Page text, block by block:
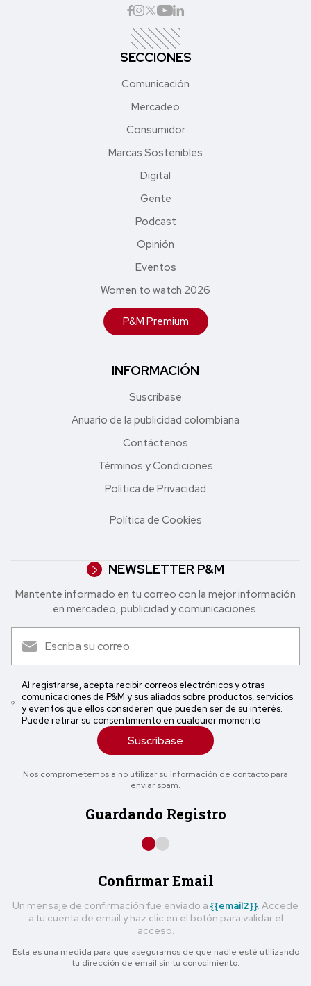
SECCIONES
Comunicación
Mercadeo
Consumidor
Marcas Sostenibles
Digital
Gente
Podcast
Opinión
Eventos
Women to watch 2026
P&M Premium
INFORMACIÓN
Suscríbase
Anuario de la publicidad colombiana
Contáctenos
Términos y Condiciones
Política de Privacidad
Política de Cookies
NEWSLETTER P&M
Mantente informado en tu correo con la mejor in formación
en mercadeo, publicidad y comunicaciones.
Al registrarse, acepta recibir correos electrónicos y otras
comunicaciones de P&M y sus aliados sobre productos, servicios
y eventos que ellos consideren que pueden ser de su interés.
Puede retirar su consentimiento en cualquier momento
Suscríbase
Nos comprometemos a no utilizar su información de contacto para
enviar spam.
Guardando Registro
Confirmar Email
Un mensaje de confirmación fue enviado a {{email2}} . Accede
a tu cuenta de email y haz clic en el botón para validar el
acceso.
Esta es una medida para que asegurarnos de que nadie esté utilizando
tu dirección de email sin tu conocimiento.